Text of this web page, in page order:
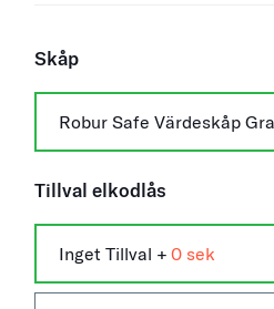
Skåp
Robur Safe Värdeskåp
Tillval elkodlås
Inget Tillval + 0